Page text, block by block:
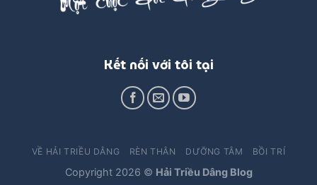
Kết nối với tôi tại
VỀ HẢI TRIỀU DÂNG RÈN THÂN DƯỠNG TÂM BỒI TRÍ
Copyright 2026 © Hải Triều Dâng Blog